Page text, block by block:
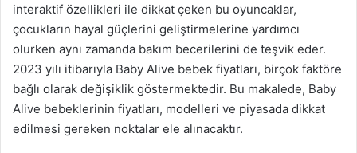
interaktif özellikleri ile dikkat çeken bu oyuncaklar,
çocukların hayal güçlerini geliştirmelerine yardımcı
olurken aynı zamanda bakım becerilerini de teşvik eder.
2023 yılı itibarıyla Baby Alive bebek fiyatları, birçok faktöre
bağlı olarak değişiklik göstermektedir. Bu makalede, Baby
Alive bebeklerinin fiyatları, modelleri ve piyasada dikkat
edilmesi gereken noktalar ele alınacaktır.